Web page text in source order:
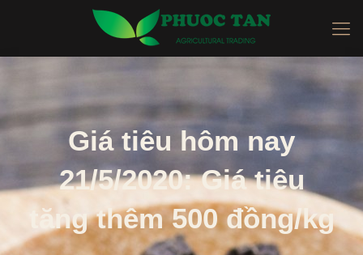
Giá tiêu hôm nay
21/5/2020: Giá tiêu
tăng thêm 500 đồng/kg